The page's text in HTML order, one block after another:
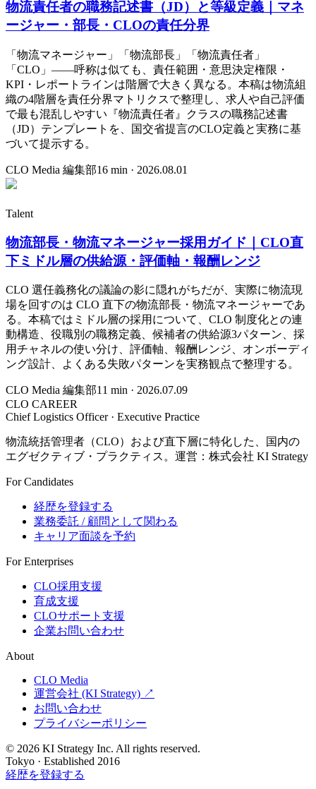
物流責任者の職務記述書（JD）と等級定義｜マネ
ージャー・部長・CLOの責任分界
「物流マネージャー」「物流部長」「物流責任者」
「CLO」——呼称は似ても、責任範囲・意思決定権限・
KPI・レポートラインは階層で大きく異なる。本稿は物流組
織の4階層を責任分界マトリクスで整理し、求人や自己評価
で最も混乱しやすい『物流責任者』クラスの職務記述書
（JD）テンプレートを、国交省提言のCLO定義と実務に基
づいて提示する。
CLO Media 編集部16 min · 2026.08.01
Talent
物流部長・物流マネージャー採用ガイド｜CLO直
下ミドル層の供給源・評価軸・報酬レンジ
CLO 選任義務化の議論の影に隠れがちだが、実際に物流現
場を回すのは CLO 直下の物流部長・物流マネージャーであ
る。本稿ではミドル層の採用について、CLO 制度化との連
動構造、役職別の職務定義、候補者の供給源3パターン、採
用チャネルの使い分け、評価軸、報酬レンジ、オンボーディ
ング設計、よくある失敗パターンを実務観点で整理する。
CLO Media 編集部11 min · 2026.07.09
CLO CAREER
Chief Logistics Officer · Executive Practice
物流統括管理者（CLO）および直下層に特化した、国内の
エグゼクティブ・プラクティス。運営：株式会社 KI Strategy
For Candidates
経歴を登録する
業務委託 / 顧問として関わる
キャリア面談を予約
For Enterprises
CLO採用支援
育成支援
CLOサポート支援
企業お問い合わせ
About
CLO Media
運営会社 (KI Strategy) ↗
お問い合わせ
プライバシーポリシー
© 2026 KI Strategy Inc. All rights reserved.
Tokyo · Established 2016
経歴を登録する